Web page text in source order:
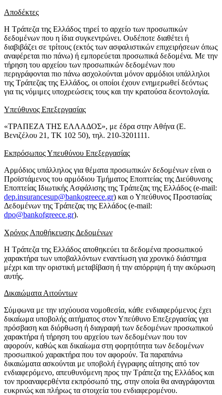
Αποδέκτες
Η Τράπεζα της Ελλάδος τηρεί το αρχείο των προσωπικών
δεδομένων που η ίδια συγκεντρώνει. Ουδέποτε διαθέτει ή
διαβιβάζει σε τρίτους (εκτός των ασφαλιστικών επιχειρήσεων όπως
αναφέρεται πιο πάνω) ή εμπορεύεται προσωπικά δεδομένα. Με την
τήρηση του αρχείου των προσωπικών δεδομένων που
περιγράφονται πιο πάνω ασχολούνται μόνον αρμόδιοι υπάλληλοι
της Τράπεζας της Ελλάδος, οι οποίοι έχουν ενημερωθεί δεόντως
για τις νόμιμες υποχρεώσεις τους και την κρατούσα δεοντολογία.
Υπεύθυνος Επεξεργασίας
«ΤΡΑΠΕΖΑ ΤΗΣ ΕΛΛΑΔΟΣ», με έδρα στην Αθήνα (Ε.
Βενιζέλου 21, ΤΚ 102 50), τηλ. 210-3201111.
Εκπρόσωπος Υπευθύνου Επεξεργασίας
Αρμόδιος υπάλληλος για θέματα προσωπικών δεδομένων είναι ο
Προϊστάμενος του αρμόδιου Τμήματος Εποπτείας της Διεύθυνσης
Εποπτείας Ιδιωτικής Ασφάλισης της Τράπεζας της Ελλάδος (e-mail:
dep.insurancesup@bankogreece.gr) και ο Υπεύθυνος Προστασίας
Δεδομένων της Τράπεζας της Ελλάδος (e-mail:
dpo@bankofgreece.gr).
Χρόνος Αποθήκευσης Δεδομένων
Η Τράπεζα της Ελλάδος αποθηκεύει τα δεδομένα προσωπικού
χαρακτήρα των υποβαλλόντων εναντίωση για χρονικό διάστημα
μέχρι και την οριστική μεταβίβαση ή την απόρριψη ή την ακύρωση
αυτής.
Δικαιώματα Αιτούντων
Σύμφωνα με την ισχύουσα νομοθεσία, κάθε ενδιαφερόμενος έχει
δικαίωμα υποβολής αιτήματος στον Υπεύθυνο Επεξεργασίας για
πρόσβαση και διόρθωση ή διαγραφή των δεδομένων προσωπικού
χαρακτήρα ή τήρηση του αρχείου των δεδομένων που τον
αφορούν, καθώς και δικαίωμα στη φορητότητα των δεδομένων
προσωπικού χαρακτήρα που τον αφορούν. Τα παραπάνω
δικαιώματα ασκούνται με υποβολή έγγραφης αίτησης από τον
ενδιαφερόμενο, απευθυνόμενη προς την Τράπεζα της Ελλάδος και
τον προαναφερθέντα εκπρόσωπό της, στην οποία θα αναγράφονται
ευκρινώς και πλήρως τα στοιχεία του ενδιαφερομένου.